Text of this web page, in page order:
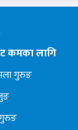
कमका लागि
गुरुङ